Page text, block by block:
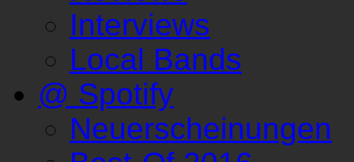
Interviews
Local Bands
@ Spotify
Neuerscheinungen